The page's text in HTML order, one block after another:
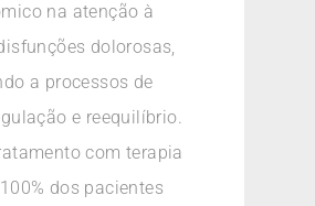
na atenção à
dolorosas,
a processos de
e reequilíbrio.
com terapia
dos pacientes